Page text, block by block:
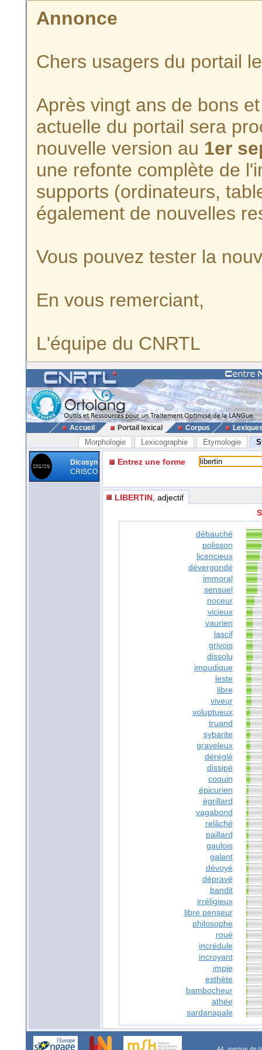
Annonce
Chers usagers du portail
Après vingt ans de bons
actuelle du portail sera
nouvelle version au 1er
une refonte complète de
supports (ordinateurs,
également de nouvelles
Vous pouvez tester la
En vous remerciant,
L'équipe du CNRTL
Accueil Portail lexical Corpus
Morphologie Lexicographie Etymologie
Dicosyn
CRISCO
Entrez une forme
LIBERTIN , adjectif
débauché
polisson
licencieux
dévergondé
immoral
sensuel
noceur
vicieux
vaurien
lascif
grivois
dissolu
impudique
leste
libre
viveur
voluptueux
truand
sybarite
graveleux
déréglé
dissipé
coquin
épicurien
égrillard
vagabond
relâché
paillard
gaulois
galant
dévoyé
dépravé
bandit
irréligieux
libre penseur
philosophe
roué
incrédule
incroyant
impie
esthète
bambocheur
athée
sardanapale
44, avenue de